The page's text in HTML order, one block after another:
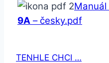
Manuál
9A – česky.pdf
TENHLE CHCI …